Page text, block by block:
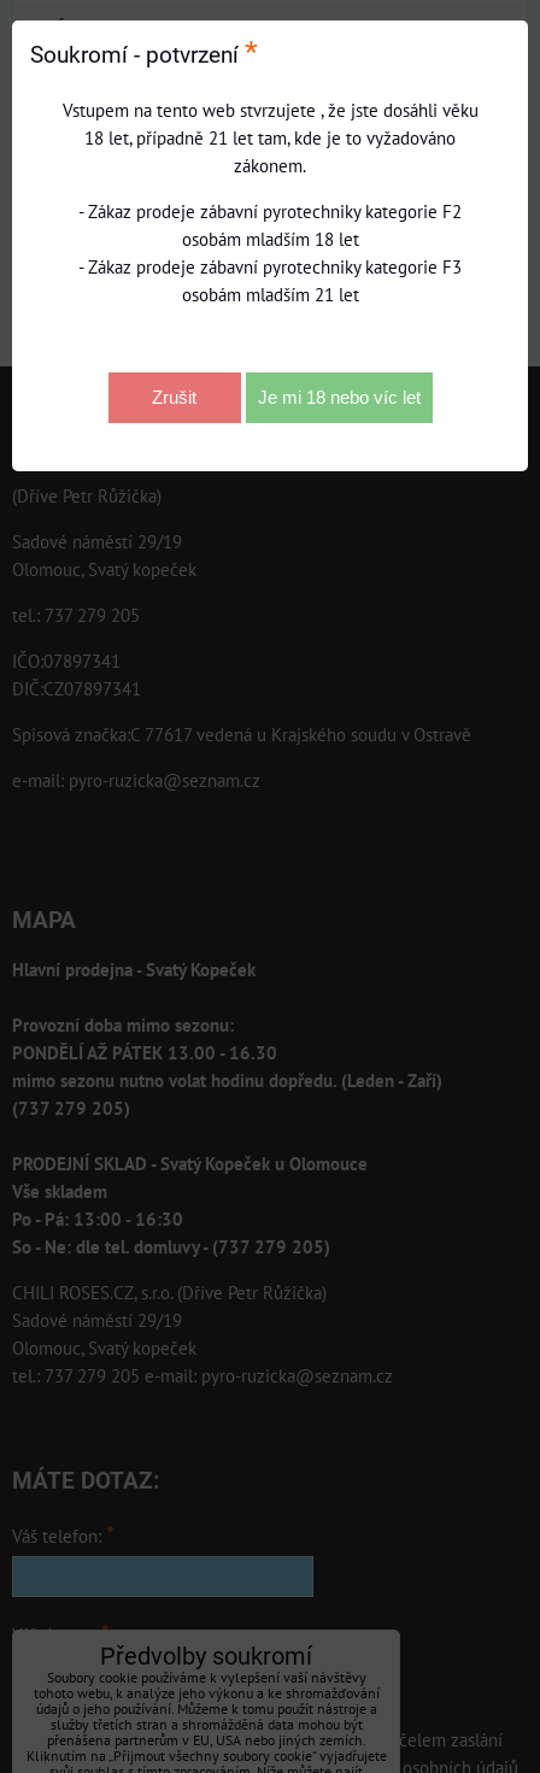
TRHÁKY
ZVÝHODNĚNÝ PRODEJ PO KARTONECH
AKCE - VÝPRODEJ
ZATŘÍZENÍ PYROTECHNICKÝCH VÝROBKU
Bonusové programy
BLACK FRIDAY -15%
PyroRuzicka/
(Dříve Petr Růžička)
Sadové náměstí 29/19
Olomouc, Svatý kopeček
tel.: 737 279 205
IČO:07897341
DIČ:CZ07897341
Spisová značka:C 77617 vedená u Krajského soudu v Ostravě
e-mail: pyro-ruzicka@seznam.cz
MAPA
Hlavní prodejna - Svatý Kopeček
Provozní doba mimo sezonu:
PONDĚLÍ AŽ PÁTEK 13.00 - 16.30
mimo sezonu nutno volat hodinu dopředu. (Leden - Zaří)
(737 279 205)
PRODEJNÍ SKLAD - Svatý Kopeček u Olomouce
Vše skladem
Po - Pá: 13:00 - 16:30
So - Ne: dle tel. domluvy - (737 279 205)
CHILI ROSES.CZ, s.r.o. (Dříve Petr Růžička)
Sadové náměstí 29/19
Olomouc, Svatý kopeček
tel.: 737 279 205 e-mail: pyro-ruzicka@seznam.cz
MÁTE DOTAZ:
Váš telefon: *
Váš dotaz: :*
Souhlasím se zpracováním osobních údajů za účelem zaslání
odpovědi. Seznámil jsem se s podmínkami ochrany osobních údajů
Předvolby soukromí
Soubory cookie používáme k vylepšení vaší návštěvy
tohoto webu, k analýze jeho výkonu a ke shromažďování
údajů o jeho používání. Můžeme k tomu použít nástroje a
služby třetích stran a shromážděná data mohou být
přenášena partnerům v EU, USA nebo jiných zemích.
Kliknutím na „Přijmout všechny soubory cookie“ vyjadřujete
Soukromí - potvrzení *
Vstupem na tento web stvrzujete , že jste dosáhli věku
18 let, případně 21 let tam, kde je to vyžadováno
zákonem.
- Zákaz prodeje zábavní pyrotechniky kategorie F2
osobám mladším 18 let
- Zákaz prodeje zábavní pyrotechniky kategorie F3
osobám mladším 21 let
Zrušit Je mi 18 nebo víc let